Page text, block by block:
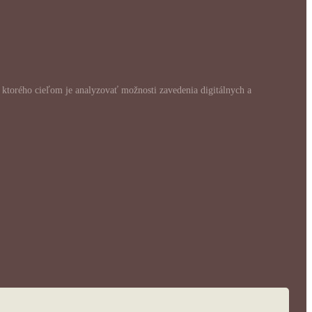
ktorého cieľom je analyzovať možnosti zavedenia digitálnych a